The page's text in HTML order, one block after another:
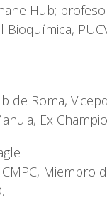
Hub;
Bioquímica,
de Roma,
Ex
Miembro